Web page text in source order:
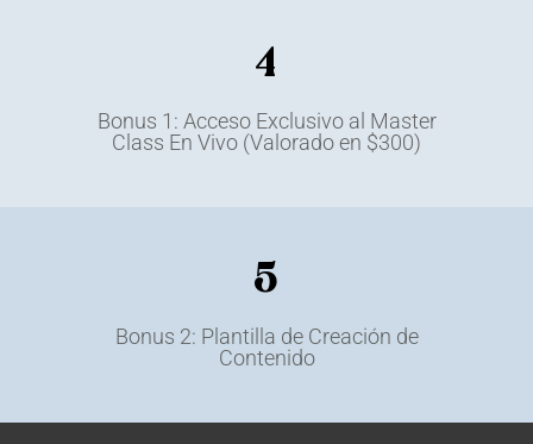
4
Bonus 1: Acceso Exclusivo al Master
Class En Vivo (Valorado en $300)
5
Bonus 2: Plantilla de Creación de
Contenido